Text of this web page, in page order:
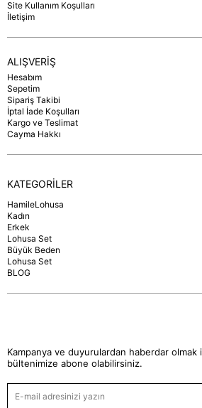
Site Kullanım Koşulları
İletişim
ALIŞVERİŞ
Hesabım
Sepetim
Sipariş Takibi
İptal İade Koşulları
Kargo ve Teslimat
Cayma Hakkı
KATEGORİLER
HamileLohusa
Kadın
Erkek
Lohusa Set
Büyük Beden
Lohusa Set
BLOG
Kampanya ve duyurulardan haberdar olmak
bültenimize abone olabilirsiniz.